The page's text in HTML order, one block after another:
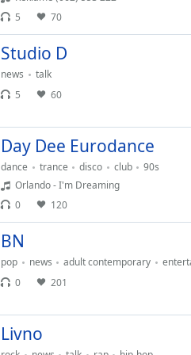
5
70
Studio D
news
talk
5
60
Day Dee Eurodance
dance trance disco club
90s
Orlando - I'm Dreaming
0
120
BN
pop news adult contemporary
0
201
Livno